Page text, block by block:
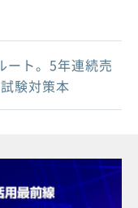
ート。5年連続売
験対策本